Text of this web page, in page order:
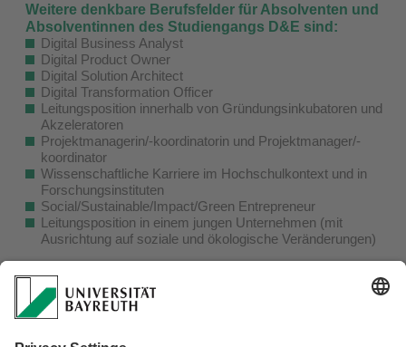
Weitere denkbare Berufsfelder für Absolventen und
Absolventinnen des Studiengangs D&E sind:
Digital Business Analyst
Digital Product Owner
Digital Solution Architect
Digital Transformation Officer
Leitungsposition innerhalb von Gründungsinkubatoren und
Akzeleratoren
Projektmanagerin/-koordinatorin und Projektmanager/-
koordinator
Wissenschaftliche Karriere im Hochschulkontext und in
Forschungsinstituten
Social/Sustainable/Impact/Green Entrepreneur
Leitungsposition in einem jungen Unternehmen (mit
Ausrichtung auf soziale und ökologische Veränderungen)
1. Jahrgang (WS21/22)
2. Jahrgang (WS22/23)